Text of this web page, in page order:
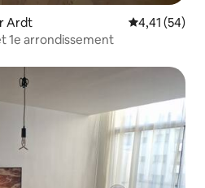
Ardt Gemiddelde
4,41 (54)
1e arrondissement